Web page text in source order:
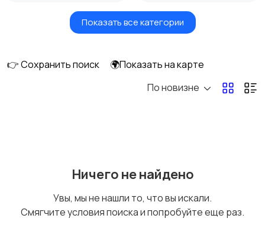
Вентиляторы Обогреватели
Кондиционеры и
Показать все категории
👉 Сохранить поиск
🌍Показать на карте
По новизне
Ничего не найдено
Увы, мы не нашли то, что вы искали.
Смягчите условия поиска и попробуйте еще раз.